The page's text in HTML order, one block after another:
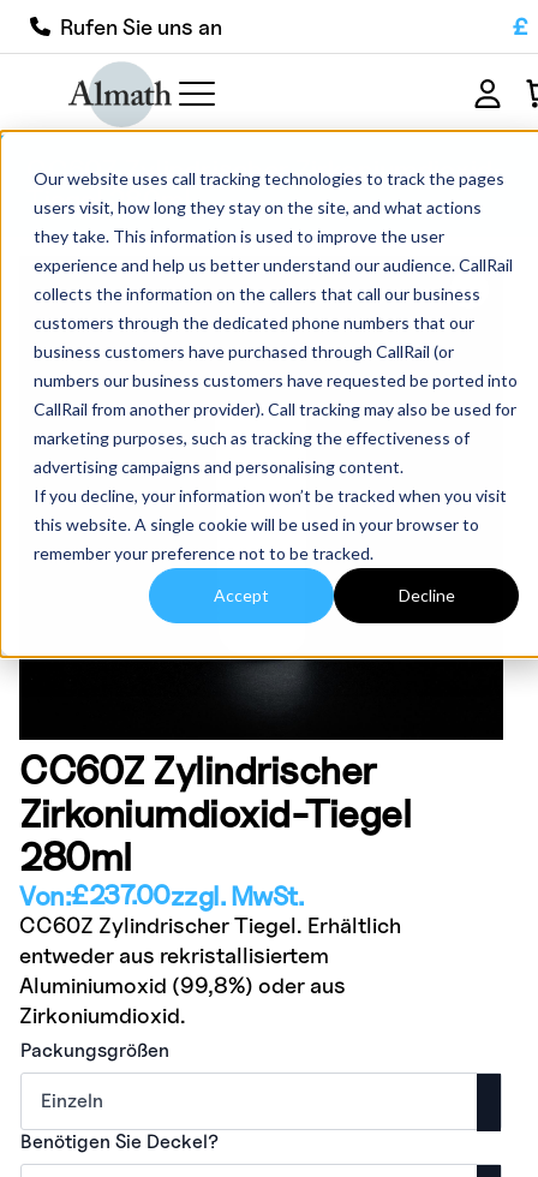
Our website uses call tracking technologies to track the pages
users visit, how long they stay on the site, and what actions
they take. This information is used to improve the user
experience and help us better understand our audience. CallRail
collects the information on the callers that call our business
customers through the dedicated phone numbers that our
business customers have purchased through CallRail (or
numbers our business customers have requested be ported into
CallRail from another provider). Call tracking may also be used for
marketing purposes, such as tracking the effectiveness of
advertising campaigns and personalising content.
If you decline, your information won’t be tracked when you visit
this website. A single cookie will be used in your browser to
remember your preference not to be tracked.
Accept Decline
Rufen Sie uns an £
CC60Z Zylindrischer Zirkoniumdioxid-
Tiegel 280ml
CC60Z Zylindrischer
Zirkoniumdioxid-Tiegel
280ml
Von:£237.00zzgl. MwSt.
CC60Z Zylindrischer Tiegel. Erhältlich
entweder aus rekristallisiertem
Aluminiumoxid (99,8%) oder aus
Zirkoniumdioxid.
Packungsgrößen
Benötigen Sie Deckel?